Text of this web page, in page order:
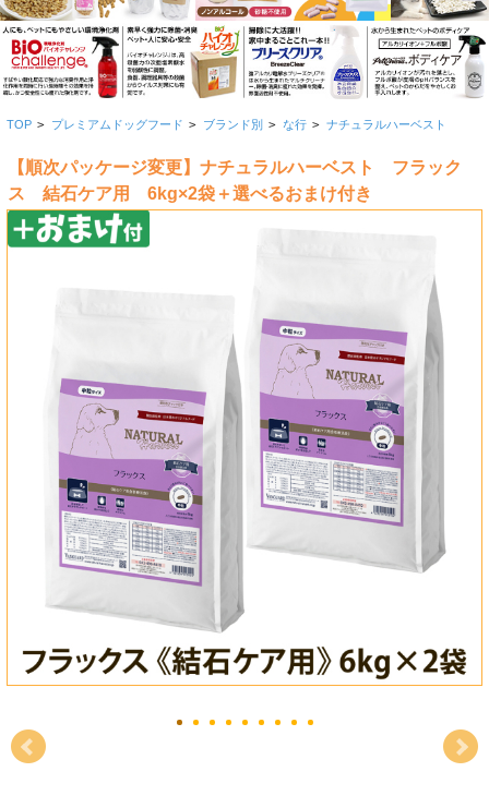
TOP > プレミアムドッグフード > ブランド別 > な行 > ナチュラルハーベスト
【順次パッケージ変更】ナチュラルハーベスト フラック
ス 結石ケア用 6kg×2袋＋選べるおまけ付き